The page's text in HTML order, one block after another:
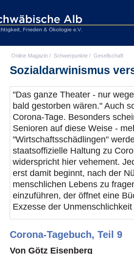
Online Magazin / Schwerpunkte / Gesellschaft
Sozialdarwinismus
"Das ganze Theater - nur
bald gestorben wären." Auch
Corona-Tage. Besonders
Senioren auf diese Weise -
"Wirtschaftsschädlingen"
staatsoffizielle Haltung zu
widerspricht hier vehement.
erst damit beginnt, nach der
menschlichen Lebens zu
einzuführen, der öffnet eine
Exzesse der
Corona-Tagebuch, Teil 9
Von Götz Eisenberg